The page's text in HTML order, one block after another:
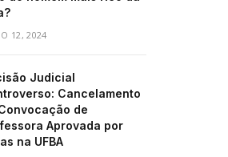
12, 2024
Judicial
Cancelamento
de
Aprovada por
na UFBA